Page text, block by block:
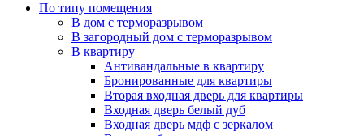
По типу помещения
В дом с терморазрывом
В загородный дом с терморазрывом
В квартиру
Антивандальные в квартиру
Бронированные для квартиры
Вторая входная дверь для квартиры
Входная дверь белый дуб
Входная дверь мдф с зеркалом